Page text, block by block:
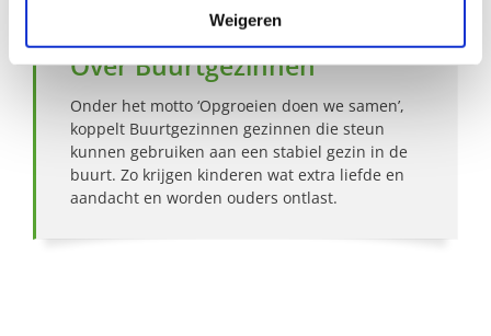
Weigeren
Over Buurtgezinnen
Onder het motto ‘Opgroeien doen we samen’,
koppelt Buurtgezinnen gezinnen die steun
kunnen gebruiken aan een stabiel gezin in de
buurt. Zo krijgen kinderen wat extra liefde en
aandacht en worden ouders ontlast.